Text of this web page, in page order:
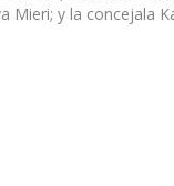
Mieri; y la concejala